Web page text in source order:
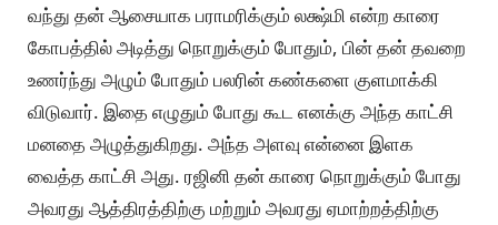
வந்து தன் ஆசையாக பராமரிக்கும் லக்ஷ்மி என்ற காரை
கோபத்தில் அடித்து நொறுக்கும் போதும், பின் தன் தவறை
உணர்ந்து அழும் போதும் பலரின் கண்களை குளமாக்கி
விடுவார். இதை எழுதும் போது கூட எனக்கு அந்த காட்சி
மனதை அழுத்துகிறது. அந்த அளவு என்னை இளக
வைத்த காட்சி அது. ரஜினி தன் காரை நொறுக்கும் போது
அவரது ஆத்திரத்திற்கு மற்றும் அவரது ஏமாற்றத்திற்கு